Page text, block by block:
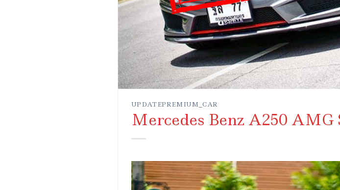
UPDATEPREMIUM_CAR
Mercedes Benz A250 AMG